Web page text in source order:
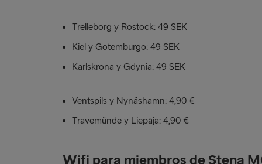
Trelleborg y Rostock: 49 SEK
Kiel y Gotemburgo: 49 SEK
Karlskrona y Gdynia: 49 SEK
Ventspils y Nynäshamn: 4,90 €
Travemünde y Liepāja: 4,90 €
Wifi para miembros de Stena